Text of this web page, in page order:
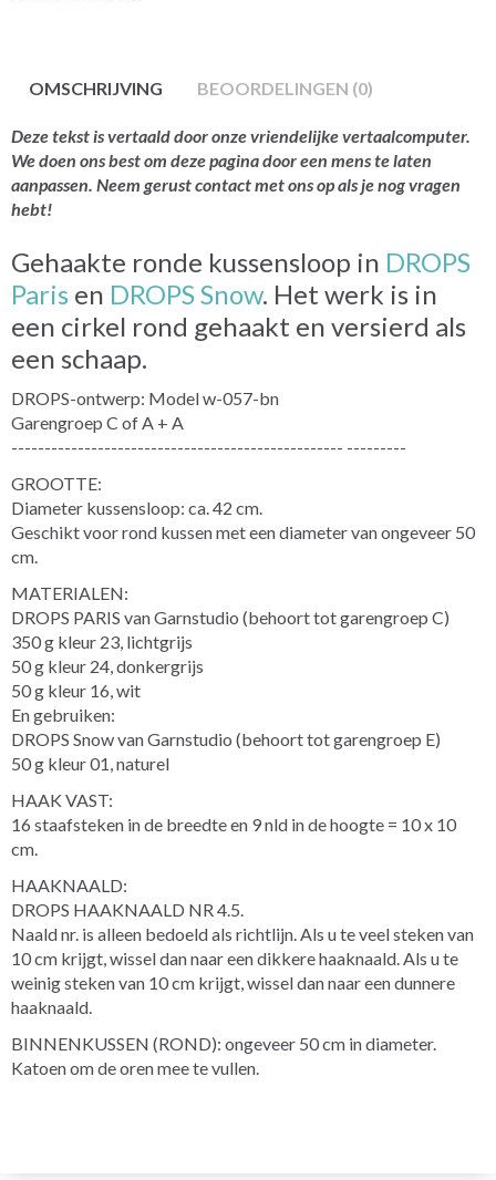
OMSCHRIJVING BEOORDELINGEN (0)
Deze tekst is vertaald door onze vriendelijke vertaalcomputer.
We doen ons best om deze pagina door een mens te laten
aanpassen. Neem gerust contact met ons op als je nog vragen
hebt!
Gehaakte ronde kussensloop in DROPS
Paris en DROPS Snow. Het werk is in
een cirkel rond gehaakt en versierd als
een schaap.
DROPS-ontwerp: Model w-057-bn
Garengroep C of A + A
-------------------------------------------------- ---------
GROOTTE:
Diameter kussensloop: ca. 42 cm.
Geschikt voor rond kussen met een diameter van ongeveer 50
cm.
MATERIALEN:
DROPS PARIS van Garnstudio (behoort tot garengroep C)
350 g kleur 23, lichtgrijs
50 g kleur 24, donkergrijs
50 g kleur 16, wit
En gebruiken:
DROPS Snow van Garnstudio (behoort tot garengroep E)
50 g kleur 01, naturel
HAAK VAST:
16 staafsteken in de breedte en 9 nld in de hoogte = 10 x 10
cm.
HAAKNAALD:
DROPS HAAKNAALD NR 4.5.
Naald nr. is alleen bedoeld als richtlijn. Als u te veel steken van
10 cm krijgt, wissel dan naar een dikkere haaknaald. Als u te
weinig steken van 10 cm krijgt, wissel dan naar een dunnere
haaknaald.
BINNENKUSSEN (ROND): ongeveer 50 cm in diameter.
Katoen om de oren mee te vullen.